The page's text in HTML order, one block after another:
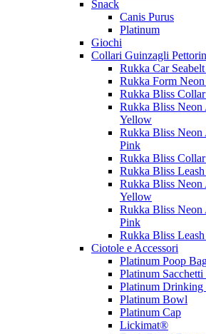
Snack
Canis Purus
Platinum
Giochi
Collari Guinzagli
Rukka Car
Rukka Form
Rukka Bliss
Rukka Bliss Neon
Yellow
Rukka Bliss
Pink
Rukka Bliss
Rukka Bliss
Rukka Bliss Neon
Yellow
Rukka Bliss Neon
Pink
Rukka Bliss Leash
Ciotole e Accessori
Platinum Poop
Platinum
Platinum Drinking
Platinum Bowl
Platinum Cap
Lickimat®